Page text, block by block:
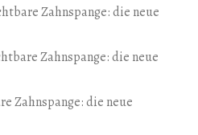
Zahnspange: die neue
Zahnspange: die neue
Zahnspange: die neue